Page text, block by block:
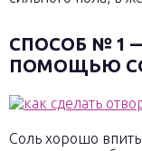
СПОСОБ № 1
ПОМОЩЬЮ
Соль хорошо